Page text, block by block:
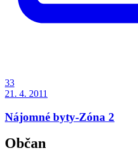
33
21. 4. 2011
Nájomné byty-Zóna 2
Občan